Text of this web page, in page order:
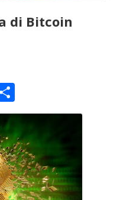
di Bitcoin
o
n
di
vi
di